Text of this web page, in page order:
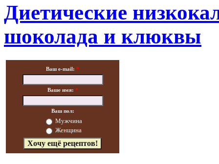
Диетические
шоколада и клюквы
Ваш e-mail: *
Ваше имя: *
Ваш пол:
Мужчина
Женщина